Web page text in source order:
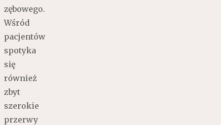
zębowego.
Wśród
pacjentów
spotyka
się
również
zbyt
szerokie
przerwy